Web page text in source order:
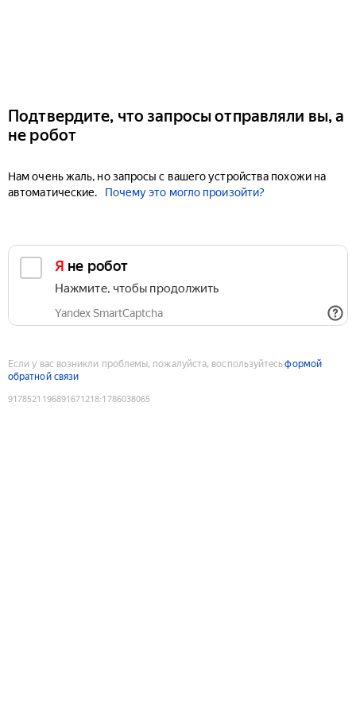
Подтвердите, что запросы отправляли вы, а
не робот
Нам очень жаль, но запросы с вашего устройства похожи на
автоматические.
Почему это могло произойти?
Я не робот
Нажмите, чтобы продолжить
Yandex SmartCaptcha
Если у вас возникли проблемы, пожалуйста, воспользуйтесьформой
обратной связи
9178521196891671218:1786038065